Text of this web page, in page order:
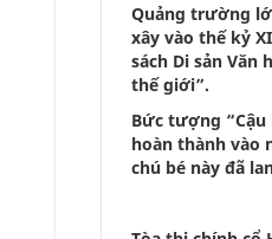
Quảng trường
xây vào thế kỷ
sách Di sản
thế giới”.
Bức tượng
hoàn thành vào
chú bé này đã